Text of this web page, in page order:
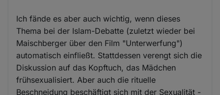
Ich fände es aber auch wichtig, wenn dieses
Thema bei der Islam-Debatte (zuletzt wieder bei
Maischberger über den Film "Unterwerfung")
automatisch einfließt. Stattdessen verengt sich die
Diskussion auf das Kopftuch, das Mädchen
frühsexualisiert. Aber auch die rituelle
Beschneidung beschäftigt sich mit der Sexualität -